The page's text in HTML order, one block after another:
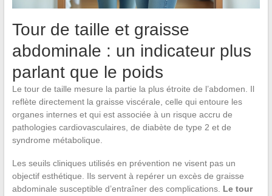
Tour de taille et graisse
abdominale : un indicateur plus
parlant que le poids
Le tour de taille mesure la partie la plus étroite de l’abdomen. Il
reflète directement la graisse viscérale, celle qui entoure les
organes internes et qui est associée à un risque accru de
pathologies cardiovasculaires, de diabète de type 2 et de
syndrome métabolique.
Les seuils cliniques utilisés en prévention ne visent pas un
objectif esthétique. Ils servent à repérer un excès de graisse
abdominale susceptible d’entraîner des complications. Le tour